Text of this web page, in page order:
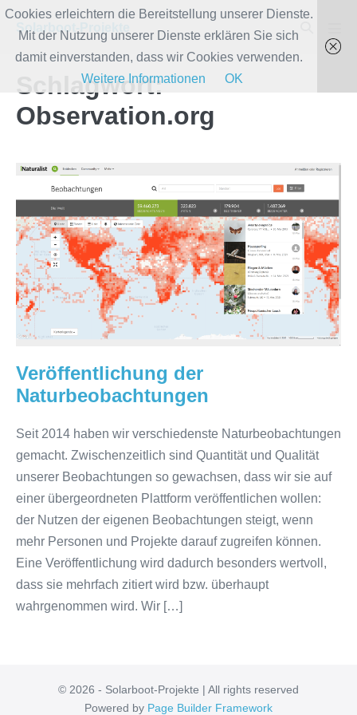
Zum
Inhalt
springen
Solarboot-Projekte
Schalter
Schlagwort:
Observation.org
Veröffentlichung
Naturbeobachtungen
Veröffentlichung der
Naturbeobachtungen
Seit 2014 haben wir verschiedenste Naturbeobachtungen
gemacht. Zwischenzeitlich sind Quantität und Qualität
unserer Beobachtungen so gewachsen, dass wir sie auf
einer übergeordneten Plattform veröffentlichen wollen:
der Nutzen der eigenen Beobachtungen steigt, wenn
mehr Personen und Projekte darauf zugreifen können.
Eine Veröffentlichung wird dadurch besonders wertvoll,
dass sie mehrfach zitiert wird bzw. überhaupt
wahrgenommen wird. Wir […]
© 2026 - Solarboot-Projekte | All rights reserved
Powered by Page Builder Framework
Cookies erleichtern die Bereitstellung unserer Dienste.
Mit der Nutzung unserer Dienste erklären Sie sich
damit einverstanden, dass wir Cookies verwenden.
Weitere Informationen
OK